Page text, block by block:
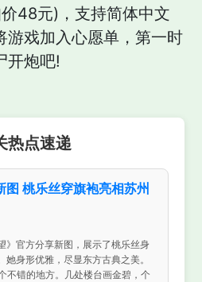
48元)，支持简体中文
游戏加入心愿单，第一时
开炮吧!
热点速递
图 桃乐丝穿旗袍亮相苏州
》官方分享新图，展示了桃乐丝身
身形优雅，尽显东方古典之美。
不错的地方。几处楼台画金碧，个